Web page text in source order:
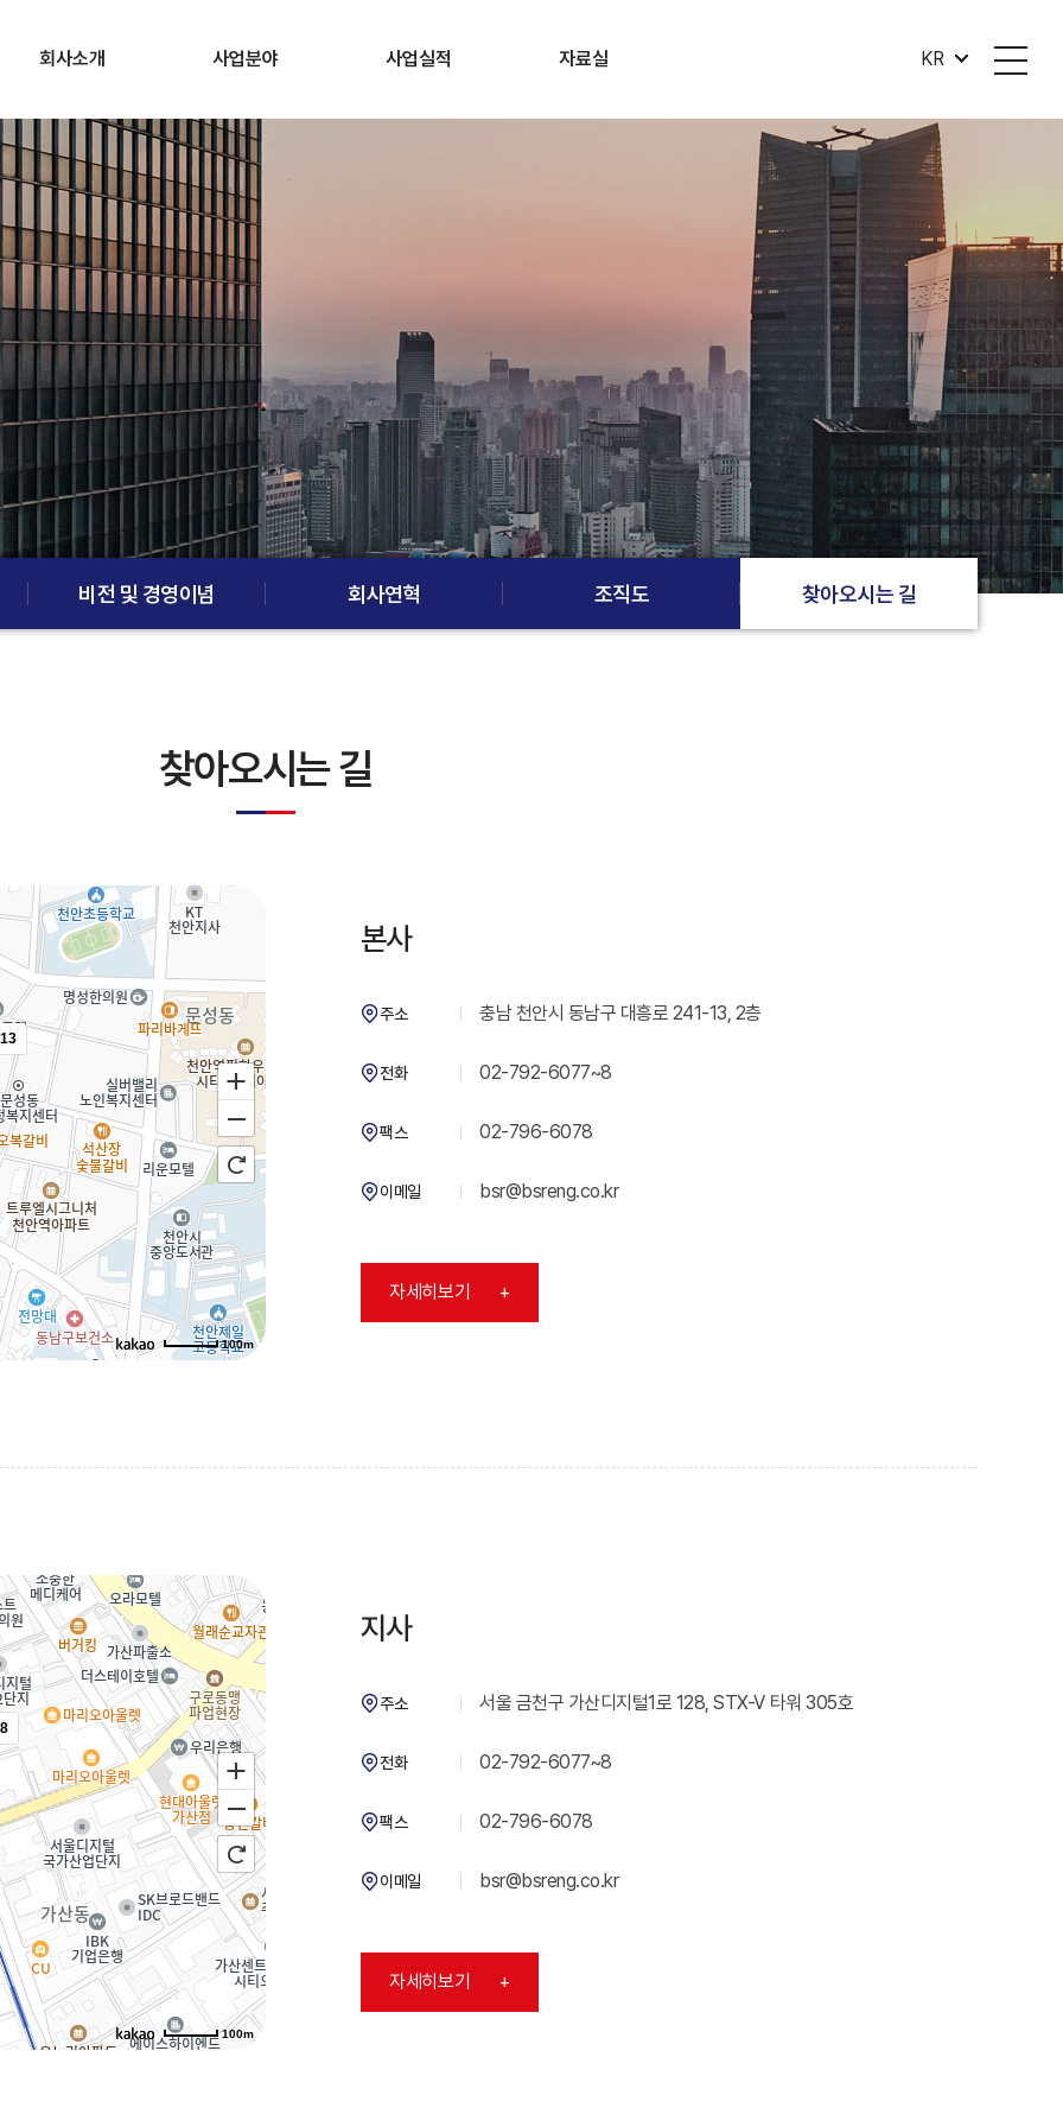
회사소개
회사개요
CEO인사말
회사연혁
조직도
찾아오시는 길
사업분야
발전
물환경
산업기자재공급
사업실적 자료실 KR
비전 및 경영이념 회사연혁 조직도 찾아오시는 길
찾아오시는 길
100m
본사
주소 충남 천안시 동남구 대흥로 241-13, 2층
전화 02-792-6077~8
팩스 02-796-6078
이메일 bsr@bsreng.co.kr
자세히보기 +
100m
지사
주소 서울 금천구 가산디지털1로 128, STX-V 타워 305호
전화 02-792-6077~8
팩스 02-796-6078
이메일 bsr@bsreng.co.kr
자세히보기 +